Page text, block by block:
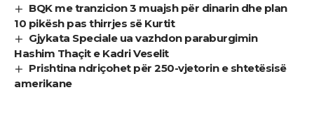
BQK me tranzicion 3 muajsh për dinarin dhe plan
10 pikësh pas thirrjes së Kurtit
Gjykata Speciale ua vazhdon paraburgimin
Hashim Thaçit e Kadri Veselit
Prishtina ndriçohet për 250-vjetorin e shtetësisë
amerikane